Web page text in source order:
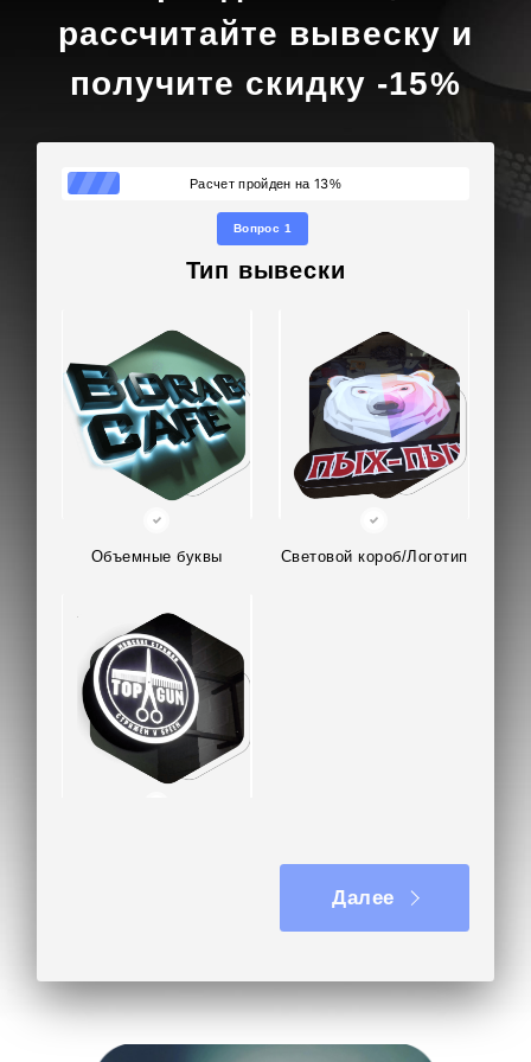
рассчитайте вывеску и
получите скидку -15%
Расчет пройден на 13%
Вопрос 1
Тип вывески
Объемные буквы Световой короб/Логотип
Далее